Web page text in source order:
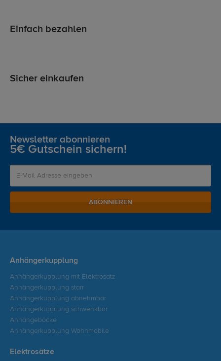
Einfach bezahlen
Sicher einkaufen
Newsletter abonnieren
5€ Gutschein sichern!
ABONNIEREN
Anhängerkupplung
Anhängerkupplung mit Elektrosatz
Anhängerkupplung starr
Anhängerkupplung abnehmbar
Anhängerkupplung schwenkbar
Anhängeböcke
Anhängerkupplung Wohnmobile
Elektrosätze